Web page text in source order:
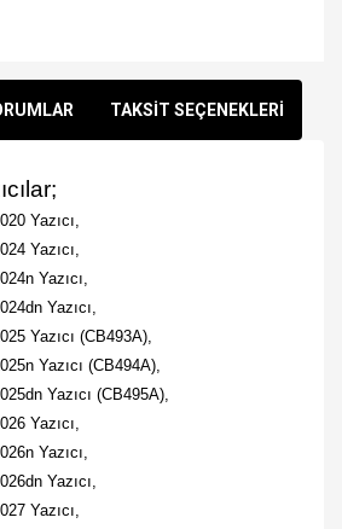
TAKSİT SEÇENEKLERİ
Yazıcı,
Yazıcı,
Yazıcı,
Yazıcı,
Yazıcı (CB493A),
Yazıcı (CB494A),
Yazıcı (CB495A),
Yazıcı,
Yazıcı,
Yazıcı,
Yazıcı,